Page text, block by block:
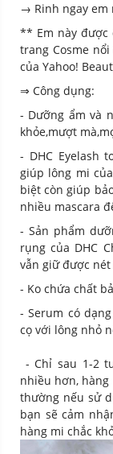
→ Rinh ngay em
** Em này được
trang Cosme
của Yahoo!
⇒ Công dụng:
- Dưỡng ẩm và
khỏe,mượt
- DHC Eyelash
giúp lông mi
biệt còn giúp
nhiều mascara
- Sản phẩm
rụng của DHC
vẫn giữ được
- Ko chứa chất
- Serum có
cọ với lông nhỏ
- Chỉ sau 1-2
nhiều hơn, hàng
thường nếu sử
bạn sẽ cảm
hàng mi chắc